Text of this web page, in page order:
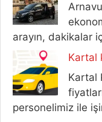
arayın, dakikalar
Kartal
Kartal
personelimiz ile